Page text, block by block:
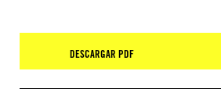
DESCARGAR PDF